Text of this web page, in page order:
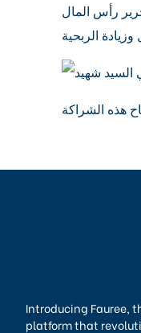
رأس المال
Introducing Fauree,
platform that